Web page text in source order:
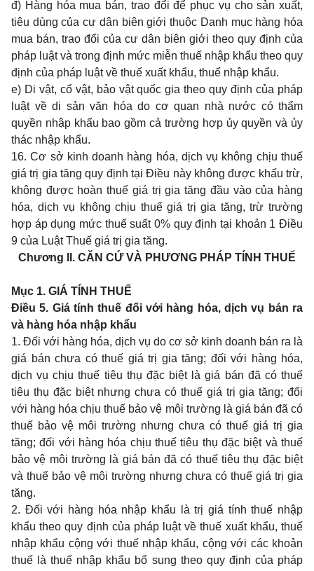
đ) Hàng hóa mua bán, trao đổi để phục vụ cho sản xuất,
tiêu dùng của cư dân biên giới thuộc Danh mục hàng hóa
mua bán, trao đổi của cư dân biên giới theo quy định của
pháp luật và trong định mức miễn thuế nhập khẩu theo quy
định của pháp luật về thuế xuất khẩu, thuế nhập khẩu.
e) Di vật, cổ vật, bảo vật quốc gia theo quy định của pháp
luật về di sản văn hóa do cơ quan nhà nước có thẩm
quyền nhập khẩu bao gồm cả trường hợp ủy quyền và ủy
thác nhập khẩu.
16. Cơ sở kinh doanh hàng hóa, dịch vụ không chịu thuế
giá trị gia tăng quy định tại Điều này không được khấu trừ,
không được hoàn thuế giá trị gia tăng đầu vào của hàng
hóa, dịch vụ không chịu thuế giá trị gia tăng, trừ trường
hợp áp dụng mức thuế suất 0% quy định tại khoản 1 Điều
9 của Luật Thuế giá trị gia tăng.
Chương II. CĂN CỨ VÀ PHƯƠNG PHÁP TÍNH THUẾ
Mục 1. GIÁ TÍNH THUẾ
Điều 5. Giá tính thuế đối với hàng hóa, dịch vụ bán ra
và hàng hóa nhập khẩu
1. Đối với hàng hóa, dịch vụ do cơ sở kinh doanh bán ra là
giá bán chưa có thuế giá trị gia tăng; đối với hàng hóa,
dịch vụ chịu thuế tiêu thụ đặc biệt là giá bán đã có thuế
tiêu thụ đặc biệt nhưng chưa có thuế giá trị gia tăng; đối
với hàng hóa chịu thuế bảo vệ môi trường là giá bán đã có
thuế bảo vệ môi trường nhưng chưa có thuế giá trị gia
tăng; đối với hàng hóa chịu thuế tiêu thụ đặc biệt và thuế
bảo vệ môi trường là giá bán đã có thuế tiêu thụ đặc biệt
và thuế bảo vệ môi trường nhưng chưa có thuế giá trị gia
tăng.
2. Đối với hàng hóa nhập khẩu là trị giá tính thuế nhập
khẩu theo quy định của pháp luật về thuế xuất khẩu, thuế
nhập khẩu cộng với thuế nhập khẩu, cộng với các khoản
thuế là thuế nhập khẩu bổ sung theo quy định của pháp